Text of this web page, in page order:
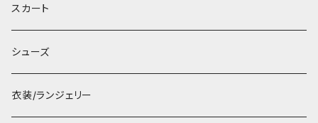
スカート
シューズ
衣装/ランジェリー